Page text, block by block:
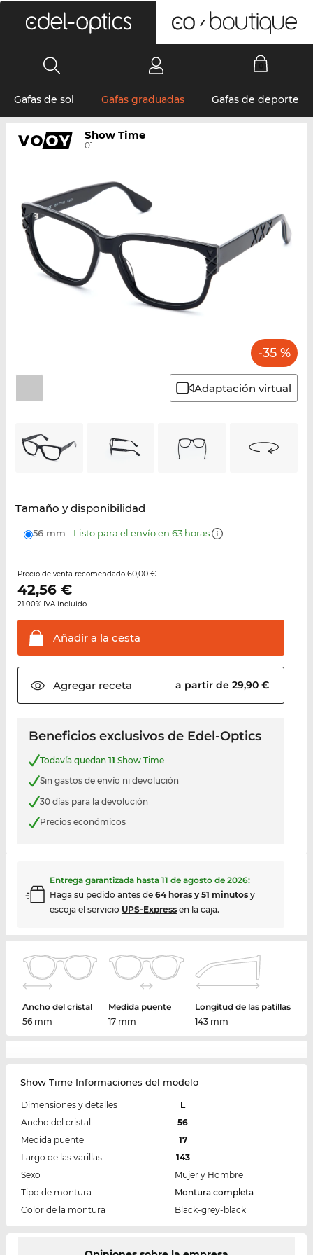
Gafas de sol Gafas graduadas Gafas de deporte
Show Time
01
-35 %
Adaptación virtual
Tamaño y disponibilidad
56 mm Listo para el envío en 63 horas
Precio de venta recomendado 60,00 €
42,56€
21.00% IVA incluido
Añadir a la cesta
Agregarreceta a partir de 29,90 €
Beneficios exclusivos de Edel-Optics
Todavía quedan 11 Show Time
Sin gastos de envío ni devolución
30 días para la devolución
Precios económicos
Entrega garantizada hasta 11 de agosto de 2026:
Haga su pedido antes de 64 horas y 51 minutosy
escoja el servicio UPS-Expressen la caja.
Ancho del cristal
56 mm
Medida puente
17 mm
Longitud de las patillas
143 mm
Show Time Informaciones del modelo
Dimensiones y detalles
L
Ancho del cristal
56
Medida puente
17
Largo de las varillas
143
Sexo
Mujer y Hombre
Tipo de montura
Montura completa
Color de la montura
Black-grey-black